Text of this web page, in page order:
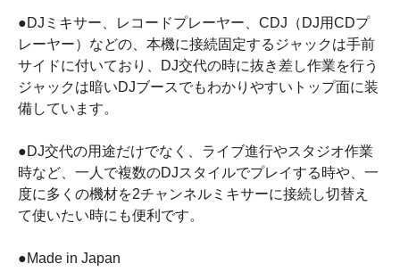
●DJミキサー、レコードプレーヤー、CDJ（DJ用CDプ
レーヤー）などの、本機に接続固定するジャックは手前
サイドに付いており、DJ交代の時に抜き差し作業を行う
ジャックは暗いDJブースでもわかりやすいトップ面に装
備しています。
●DJ交代の用途だけでなく、ライブ進行やスタジオ作業
時など、一人で複数のDJスタイルでプレイする時や、一
度に多くの機材を2チャンネルミキサーに接続し切替え
て使いたい時にも便利です。
●Made in Japan